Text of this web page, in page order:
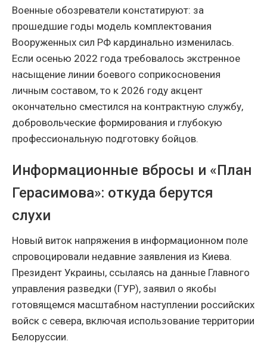
Военные обозреватели констатируют: за
прошедшие годы модель комплектования
Вооруженных сил РФ кардинально изменилась.
Если осенью 2022 года требовалось экстренное
насыщение линии боевого соприкосновения
личным составом, то к 2026 году акцент
окончательно сместился на контрактную службу,
добровольческие формирования и глубокую
профессиональную подготовку бойцов.
Информационные вбросы и «План
Герасимова»: откуда берутся
слухи
Новый виток напряжения в информационном поле
спровоцировали недавние заявления из Киева.
Президент Украины, ссылаясь на данные Главного
управления разведки (ГУР), заявил о якобы
готовящемся масштабном наступлении российских
войск с севера, включая использование территории
Белоруссии.